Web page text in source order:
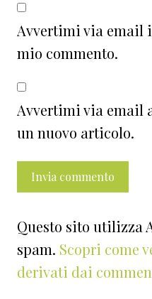
Avvertimi via email
mio commento.
Avvertimi via email
un nuovo articolo.
Questo sito utilizza
spam. Scopri come
derivati dai